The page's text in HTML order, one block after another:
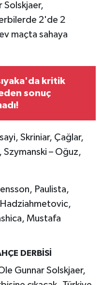
Solskjaer,
2'de 2
maçta sahaya
kritik
sonuç
Skriniar, Çağlar,
– Oğuz,
Paulista,
Hadziahmetovic,
Mustafa
DERBİSİ
Gunnar Solskjaer,